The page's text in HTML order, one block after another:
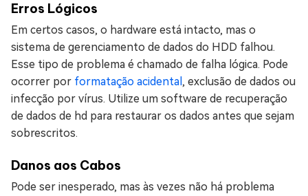
Erros Lógicos
Em certos casos, o hardware está intacto, mas o
sistema de gerenciamento de dados do HDD falhou.
Esse tipo de problema é chamado de falha lógica. Pode
ocorrer por formatação acidental , exclusão de dados ou
infecção por vírus. Utilize um software de recuperação
de dados de hd para restaurar os dados antes que sejam
sobrescritos.
Danos aos Cabos
Pode ser inesperado, mas às vezes não há problema